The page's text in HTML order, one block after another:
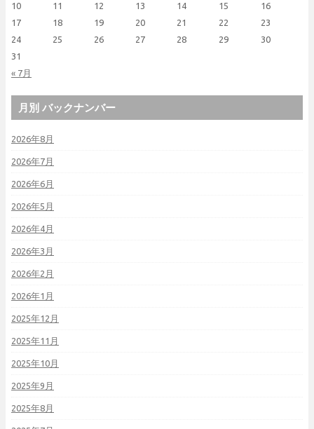
« 7月
10
11 12 13 14 15
16
17
18 19 20 21 22
23
24
25 26 27 28 29
30
31
月別 バックナンバー
2026年8月
2026年7月
2026年6月
2026年5月
2026年4月
2026年3月
2026年2月
2026年1月
2025年12月
2025年11月
2025年10月
2025年9月
2025年8月